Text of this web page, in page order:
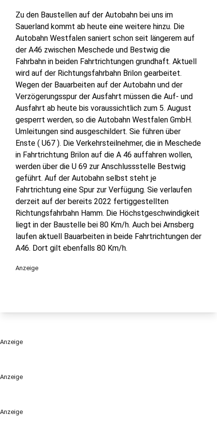
Anzeige
Anzeige
Zu den Baustellen auf der Autobahn bei uns im
Sauerland kommt ab heute eine weitere hinzu. Die
Autobahn Westfalen saniert schon seit längerem auf
der A46 zwischen Meschede und Bestwig die
Fahrbahn in beiden Fahrtrichtungen grundhaft. Aktuell
wird auf der Richtungsfahrbahn Brilon gearbeitet.
Wegen der Bauarbeiten auf der Autobahn und der
Verzögerungsspur der Ausfahrt müssen die Auf- und
Ausfahrt ab heute bis voraussichtlich zum 5. August
gesperrt werden, so die Autobahn Westfalen GmbH.
Umleitungen sind ausgeschildert. Sie führen über
Enste ( U67 ). Die Verkehrsteilnehmer, die in Meschede
in Fahrtrichtung Brilon auf die A 46 auffahren wollen,
werden über die U 69 zur Anschlussstelle Bestwig
geführt. Auf der Autobahn selbst steht je
Fahrtrichtung eine Spur zur Verfügung. Sie verlaufen
derzeit auf der bereits 2022 fertiggestellten
Richtungsfahrbahn Hamm. Die Höchstgeschwindigkeit
liegt in der Baustelle bei 80 Km/h. Auch bei Arnsberg
laufen aktuell Bauarbeiten in beide Fahrtrichtungen der
A46. Dort gilt ebenfalls 80 Km/h.
Anzeige
Anzeige